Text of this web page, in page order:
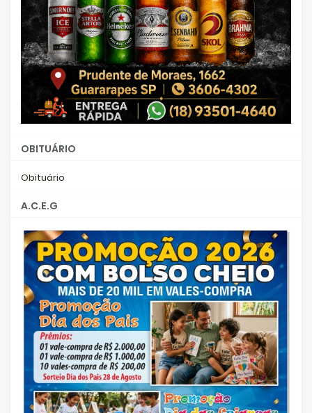
OBITUÁRIO
Obituário
A.C.E.G